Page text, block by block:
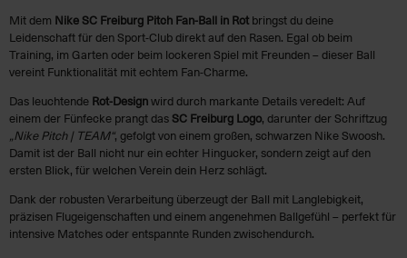
Mit dem Nike SC Freiburg Pitch Fan-Ball in Rot bringst du deine
Leidenschaft für den Sport-Club direkt auf den Rasen. Egal ob beim
Training, im Garten oder beim lockeren Spiel mit Freunden – dieser Ball
vereint Funktionalität mit echtem Fan-Charme.
Das leuchtende Rot-Designwird durch markante Details veredelt: Auf
einem der Fünfecke prangt das SC Freiburg Logo, darunter der Schriftzug
„Nike Pitch | TEAM“, gefolgt von einem großen, schwarzen Nike Swoosh.
Damit ist der Ball nicht nur ein echter Hingucker, sondern zeigt auf den
ersten Blick, für welchen Verein dein Herz schlägt.
Dank der robusten Verarbeitung überzeugt der Ball mit Langlebigkeit,
präzisen Flugeigenschaften und einem angenehmen Ballgefühl – perfekt für
intensive Matches oder entspannte Runden zwischendurch.